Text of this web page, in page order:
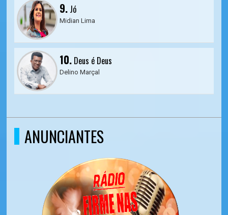
9. Jó
Midian Lima
10. Deus é Deus
Delino Marçal
ANUNCIANTES